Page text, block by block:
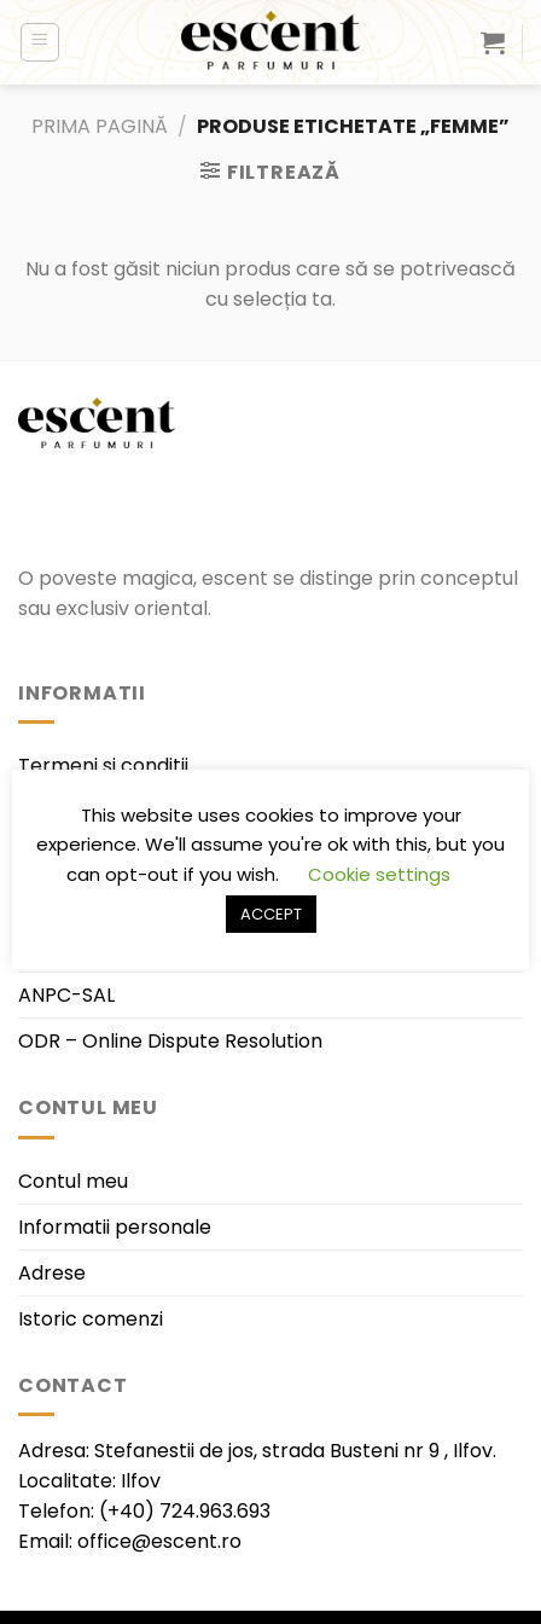
PRIMA PAGINĂ / PRODUSE ETICHETATE „FEMME”
FILTREAZĂ
Nu a fost găsit niciun produs care să se potrivească
cu selecția ta.
O poveste magica, escent se distinge prin conceptul
sau exclusiv oriental.
INFORMATII
Termeni si conditii
Politica de confidentialitate
Politica de Livrare/Retur
ANPC-SAL
ODR – Online Dispute Resolution
CONTUL MEU
Contul meu
Informatii personale
Adrese
Istoric comenzi
CONTACT
Adresa: Stefanestii de jos, strada Busteni nr 9 , Ilfov.
Localitate: Ilfov
Telefon: (+40) 724.963.693
Email: office@escent.ro
This website uses cookies to improve your
experience. We'll assume you're ok with this, but you
can opt-out if you wish.
Cookie settings
ACCEPT